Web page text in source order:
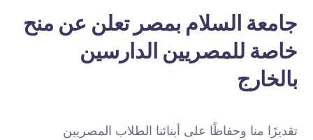
جامعة السلام بمصر تعلن عن منح
خاصة للمصريين الدارسين
بالخارج
تقديرًا منا وحفاظًا على أبنائنا الطلاب المصريين